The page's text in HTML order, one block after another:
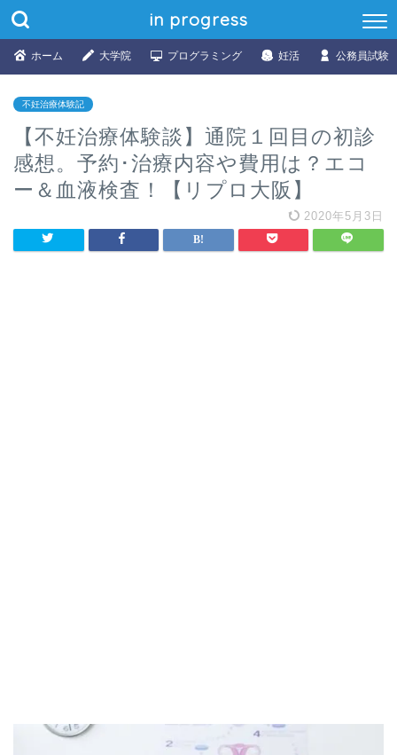
in progress
ホーム 大学院 プログラミング 妊活 公務員試験
不妊治療体験記
【不妊治療体験談】通院１回目の初診
感想。予約･治療内容や費用は？エコ
ー＆血液検査！【リプロ大阪】
2020年5月3日